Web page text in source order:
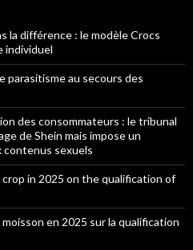
la différence : le modèle Crocs
individuel
parasitisme au secours des
des consommateurs : le tribunal
de Shein mais impose un
contenus sexuels
in 2025 on the qualification of
en 2025 sur la qualification